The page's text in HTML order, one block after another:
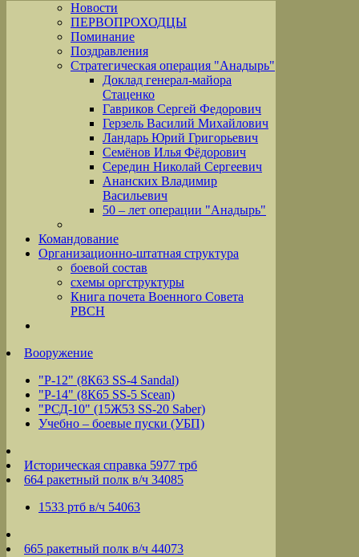
Новости
ПЕРВОПРОХОДЦЫ
Поминание
Поздравления
Стратегическая операция "Анадырь"
Доклад генерал-майора
Стаценко
Гавриков Сергей Федорович
Герзель Василий Михайлович
Ландарь Юрий Григорьевич
Семёнов Илья Фёдорович
Середин Николай Сергеевич
Ананских Владимир
Васильевич
50 – лет операции "Анадырь"
Командование
Организационно-штатная структура
боевой состав
схемы оргструктуры
Книга почета Военного Совета
РВСН
Вооружение
"Р-12" (8К63 SS-4 Sandal)
"Р-14" (8К65 SS-5 Scean)
"РСД-10" (15Ж53 SS-20 Saber)
Учебно – боевые пуски (УБП)
Историческая справка 5977 трб
664 ракетный полк в/ч 34085
1533 ртб в/ч 54063
665 ракетный полк в/ч 44073